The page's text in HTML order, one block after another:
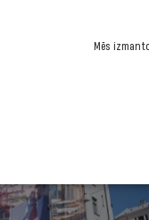
Mēs